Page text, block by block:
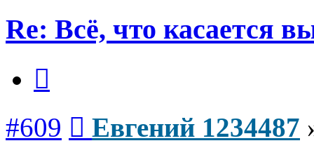
Re: Всё, что касается
#609 Евгений 1234487